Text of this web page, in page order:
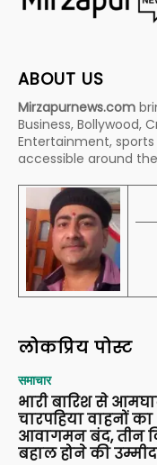
ABOUT US
Mirzapurnews.com
Business, Bollywood,
Entertainment,
accessible around
लोकप्रिय पोस्ट
समाचार
भारी बारिश से
चारपहिया वाहनों का
आवागमन बंद, तीन
बहाल होने की उम्मीद